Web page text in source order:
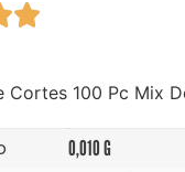

Cortes 100 Pc Mix
0,010 G